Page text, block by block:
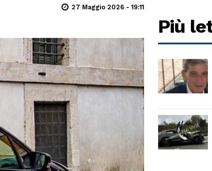
27 Maggio 2026 - 19:11
Più